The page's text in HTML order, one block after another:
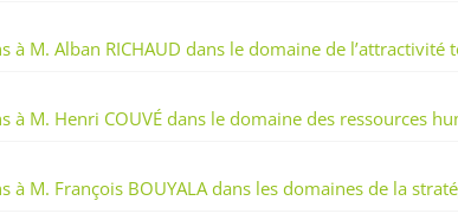
M. Alban RICHAUD dans le domaine de l’attractivité
M. Henri COUVÉ dans le domaine des ressources
M. François BOUYALA dans les domaines de la